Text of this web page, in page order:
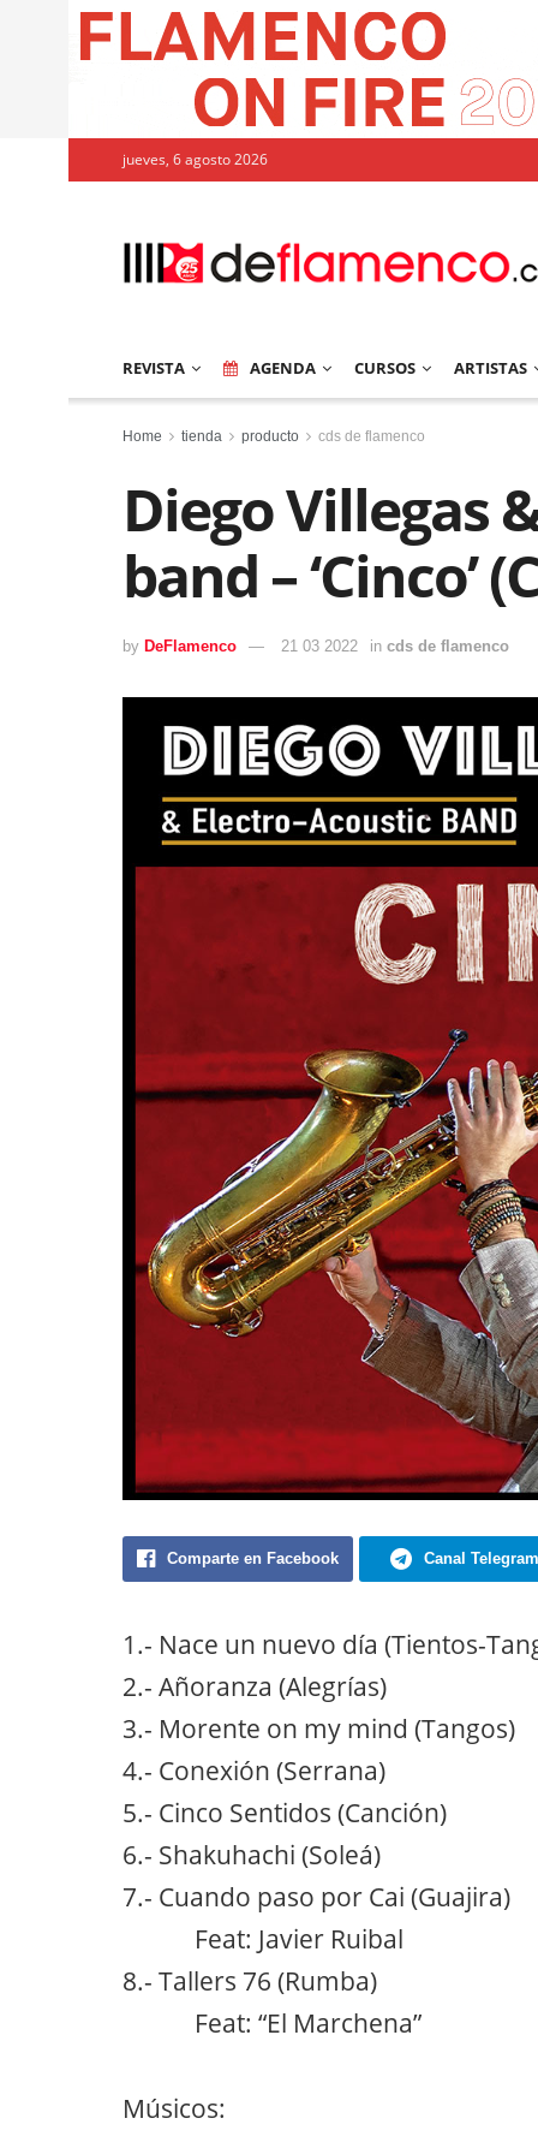
jueves, 6 agosto 2026
REVISTA AGENDA CURSOS ARTISTAS
Home tienda producto cds de flamenco
Diego Villegas
band – ‘Cinco’
by DeFlamenco 21 03 2022 in cds de flamenco
Comparte en Facebook Canal Telegram
1.- Nace un nuevo día (Tientos-
2.- Añoranza (Alegrías)
3.- Morente on my mind (Tangos)
4.- Conexión (Serrana)
5.- Cinco Sentidos (Canción)
6.- Shakuhachi (Soleá)
7.- Cuando paso por Cai (Guajira)
Feat: Javier Ruibal
8.- Tallers 76 (Rumba)
Feat: “El Marchena”
Músicos: